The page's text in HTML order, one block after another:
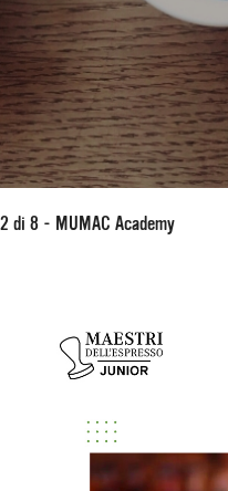
di 8 - MUMAC Academy